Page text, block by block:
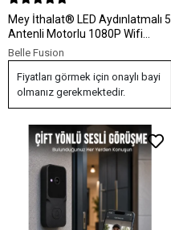
Mey İthalat® LED Aydınlatmalı 5
Antenli Motorlu 1080P Wifi
Kamera Sensörlü Yeni Nesil
Belle Fusion
Fiyatları görmek için onaylı bayi
olmanız gerekmektedir.